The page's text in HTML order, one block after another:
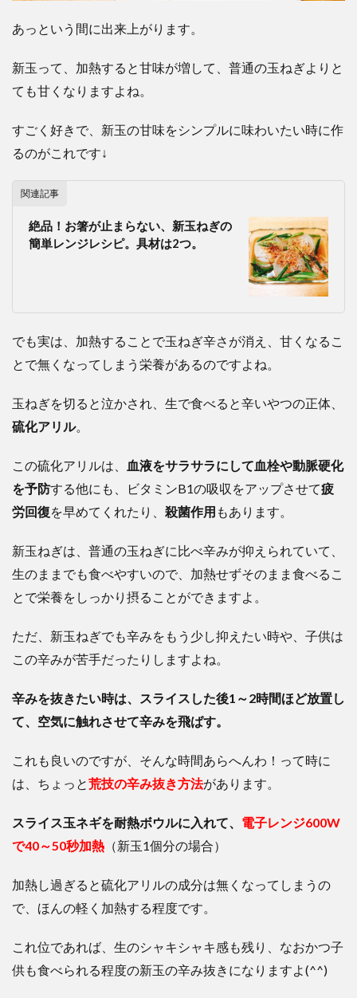
あっという間に出来上がります。
新玉って、加熱すると甘味が増して、普通の玉ねぎよりと
ても甘くなりますよね。
すごく好きで、新玉の甘味をシンプルに味わいたい時に作
るのがこれです↓
関連記事
絶品！お箸が止まらない、新玉ねぎの
簡単レンジレシピ。具材は2つ。
でも実は、加熱することで玉ねぎ辛さが消え、甘くなるこ
とで無くなってしまう栄養があるのですよね。
玉ねぎを切ると泣かされ、生で食べると辛いやつの正体、
硫化アリル。
この硫化アリルは、
血液をサラサラにして血栓や動脈硬化
を予防する他にも、ビタミンB1の吸収をアップさせて疲
労回復を早めてくれたり、 殺菌作用 もあります。
新玉ねぎは、普通の玉ねぎに比べ辛みが抑えられていて、
生のままでも食べやすいので、加熱せずそのまま食べるこ
とで栄養をしっかり摂ることができますよ。
ただ、新玉ねぎでも辛みをもう少し抑えたい時や、子供は
この辛みが苦手だったりしますよね。
辛みを抜きたい時は、スライスした後1 ～2時間ほど放置し
て、空気に触れさせて辛みを飛ばす。
これも良いのですが、そんな時間あらへんわ！って時に
は、ちょっと荒技の辛み抜き方法があります。
スライス玉ネギを耐熱ボウルに入れて、 電子レンジ600W
で40～50秒加熱 （新玉1個分の場合）
加熱し過ぎると硫化アリルの成分は無くなってしまうの
で、ほんの軽く加熱する程度です。
これ位であれば、生のシャキシャキ感も残り、なおかつ子
供も食べられる程度の新玉の辛み抜きになりますよ(^^)